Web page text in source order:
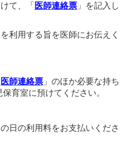
て、「 医師連絡票」を記入し
する旨を医師にお伝えく
医師連絡票」のほか必要な持ち
育室に預けてください。
利用料をお支払いくださ